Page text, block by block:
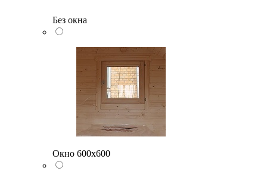
Без окна
Окно 600х600